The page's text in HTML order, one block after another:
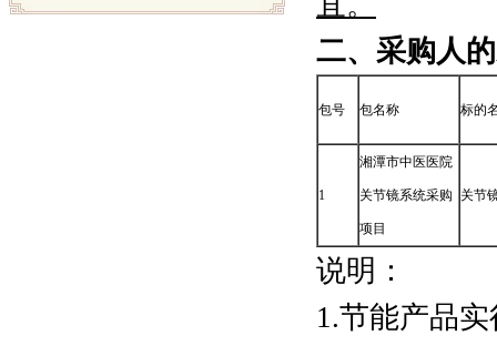
二、采购人
包号 包名称 标的
1
湘潭市中医医院
关节镜系统采购
项目
关节
说明：
1.节能产品